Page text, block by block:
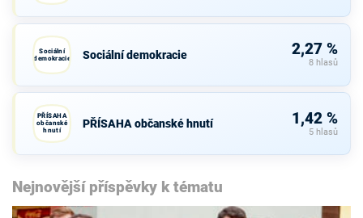
Sociální
demokracie
Sociální demokracie 2,27 %
8 hlasů
PŘÍSAHA
občanské
hnutí
PŘÍSAHA občanské hnutí 1,42 %
5 hlasů
Nejnovější příspěvky k tématu